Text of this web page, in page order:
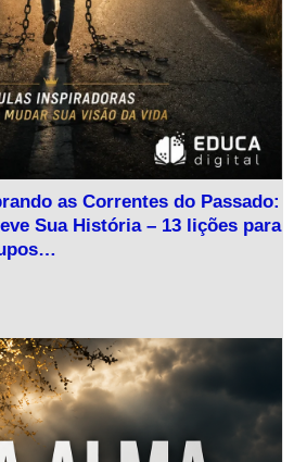
as Correntes do Passado:
Sua História – 13 lições para